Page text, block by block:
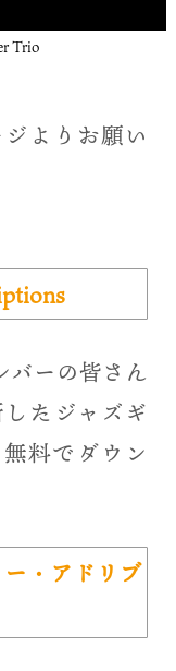
Trio
よりお願い
バーの皆さん
たジャズギ
料でダウン
・アドリブ